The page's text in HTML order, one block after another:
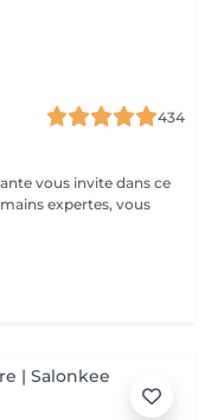
434
vous invite dans ce
expertes, vous